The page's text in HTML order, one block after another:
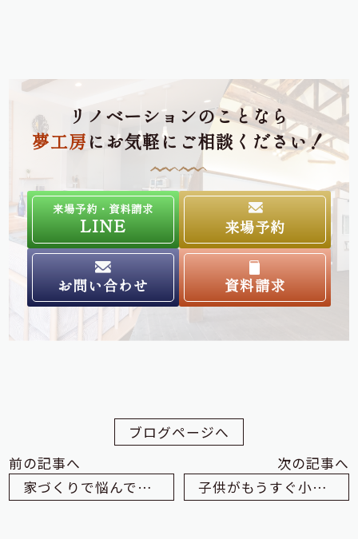
リノベーションのことなら
夢工房にお気軽にご相談ください！
来場予約・資料請求
LINE 来場予約
お問い合わせ 資料請求
ブログページへ
前の記事へ
家づくりで悩んでいるあなたに…
次の記事へ
子供がもうすぐ小学生に！今の家は手狭に感じ、同居をご検討中のあなたに